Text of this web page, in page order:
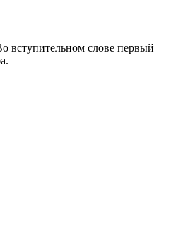
вступительном слове первый